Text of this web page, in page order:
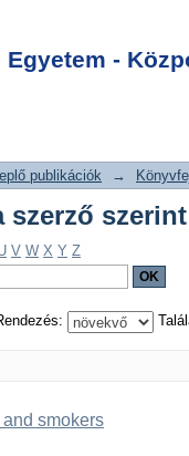
Egyetem -
szerző
publikációk →
szerző
V W X Y Z
smokers